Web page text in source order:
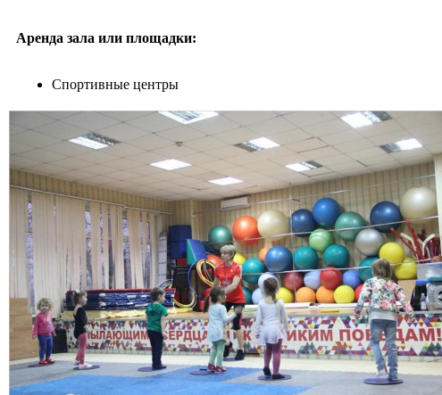
Аренда зала или площадки:
Спортивные центры